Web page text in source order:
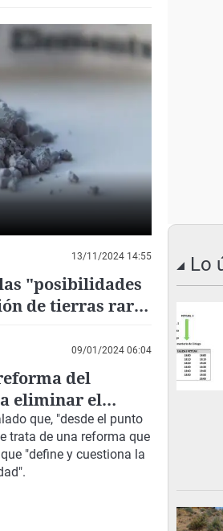
13/11/2024 14:55
"posibilidades
de tierras raras
09/01/2024 06:04
del
eliminar el
que, "desde el punto
trata de una reforma que
"define y cuestiona la
Lo